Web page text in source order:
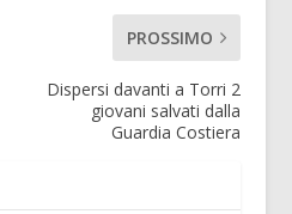
PROSSIMO
Dispersi davanti a Torri 2
giovani salvati dalla
Guardia Costiera